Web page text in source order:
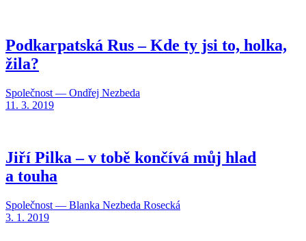
Podkarpatská Rus – Kde ty jsi to, holka,
žila?
Společnost — Ondřej Nezbeda
11. 3. 2019
Jiří Pilka – v tobě končívá můj hlad
a touha
Společnost — Blanka Nezbeda Rosecká
3. 1. 2019